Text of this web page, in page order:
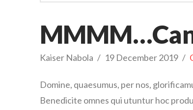
Kaiser Nabola 19 December 2019
Domine, quaesumus, per nos,
Benedicite omnes qui utuntur hoc